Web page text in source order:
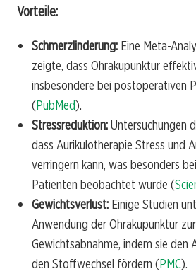
Vorteile:
Schmerzlinderung: Eine Meta-
zeigte, dass Ohrakupunktur
insbesondere bei postoperativen
(PubMed).
Stressreduktion:Untersuchungen
dass Aurikulotherapie Stress und
verringern kann, was besonders
Patienten beobachtet wurde (
Gewichtsverlust: Einige Studien
Anwendung der Ohrakupunktur
Gewichtsabnahme, indem sie den
den Stoffwechsel fördern (PMC).